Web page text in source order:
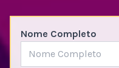
Nome Completo